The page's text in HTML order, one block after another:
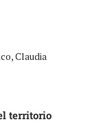
Claudia
territorio